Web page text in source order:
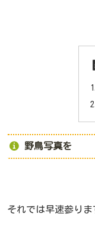
野鳥写真を
それでは早速参りま